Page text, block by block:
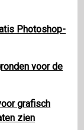
Photoshop-
voor de
grafisch
zien